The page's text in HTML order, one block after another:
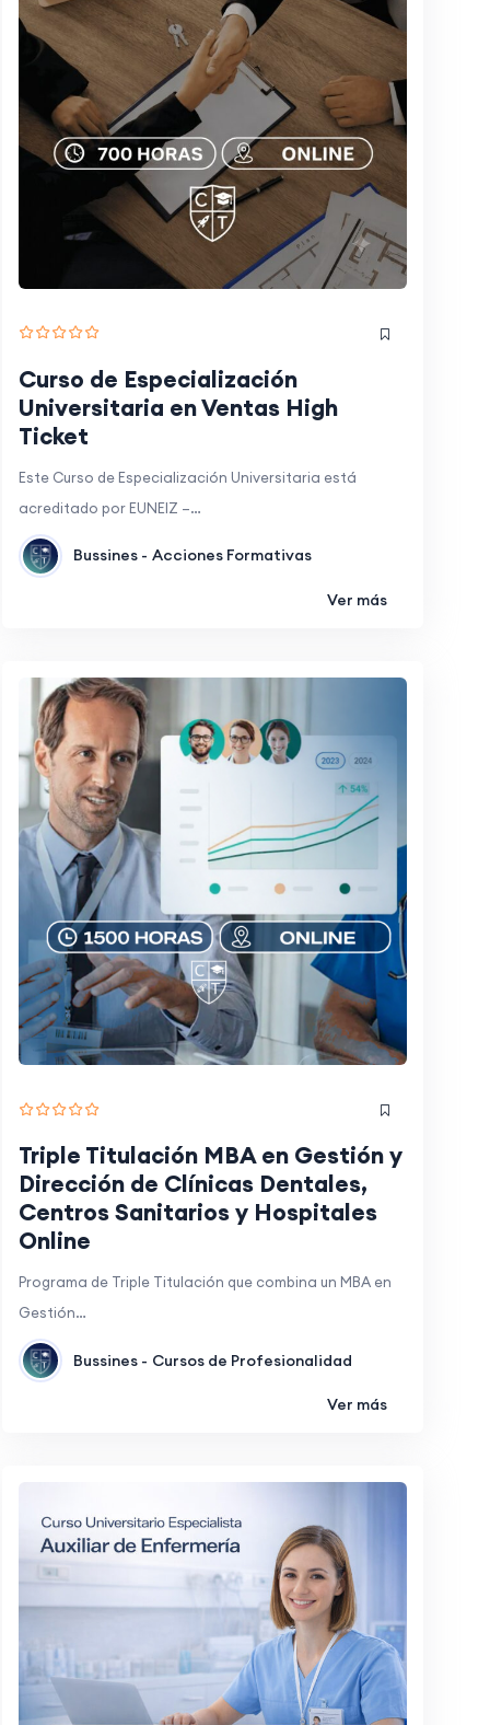
Curso de Especialización
Universitaria en Ventas High
Ticket
Este Curso de Especialización Universitaria está
acreditado por EUNEIZ –…
Bussines - Acciones Formativas
Ver más
Triple Titulación MBA en Gestión y
Dirección de Clínicas Dentales,
Centros Sanitarios y Hospitales
Online
Programa de Triple Titulación que combina un MBA en
Gestión…
Bussines - Cursos de Profesionalidad
Ver más